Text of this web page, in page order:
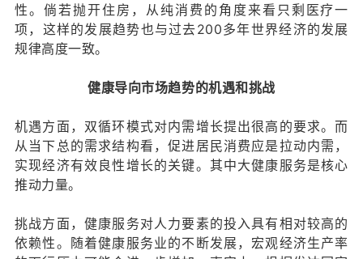
性。倘若抛开住房，从纯消费的角度来看只剩医疗一
项，这样的发展趋势也与过去200多年世界经济的发展
规律高度一致。
健康导向市场趋势的机遇和挑战
机遇方面，双循环模式对内需增长提出很高的要求。而
从当下总的需求结构看，促进居民消费应是拉动内需，
实现经济有效良性增长的关键。其中大健康服务是核心
推动力量。
挑战方面，健康服务对人力要素的投入具有相对较高的
依赖性。随着健康服务业的不断发展，宏观经济生产率